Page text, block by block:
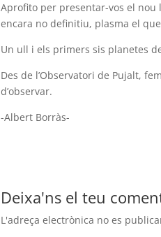
Aprofito per presentar-vos el nou
encara no definitiu, plasma el
Un ull i els primers sis planetes
Des de l’Observatori de Pujalt,
d’observar.
-Albert Borràs-
Deixa'ns el teu
L'adreça electrònica no es